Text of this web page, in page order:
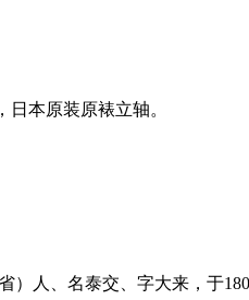
本原装原裱立轴。
）人、名泰交、字大来，于